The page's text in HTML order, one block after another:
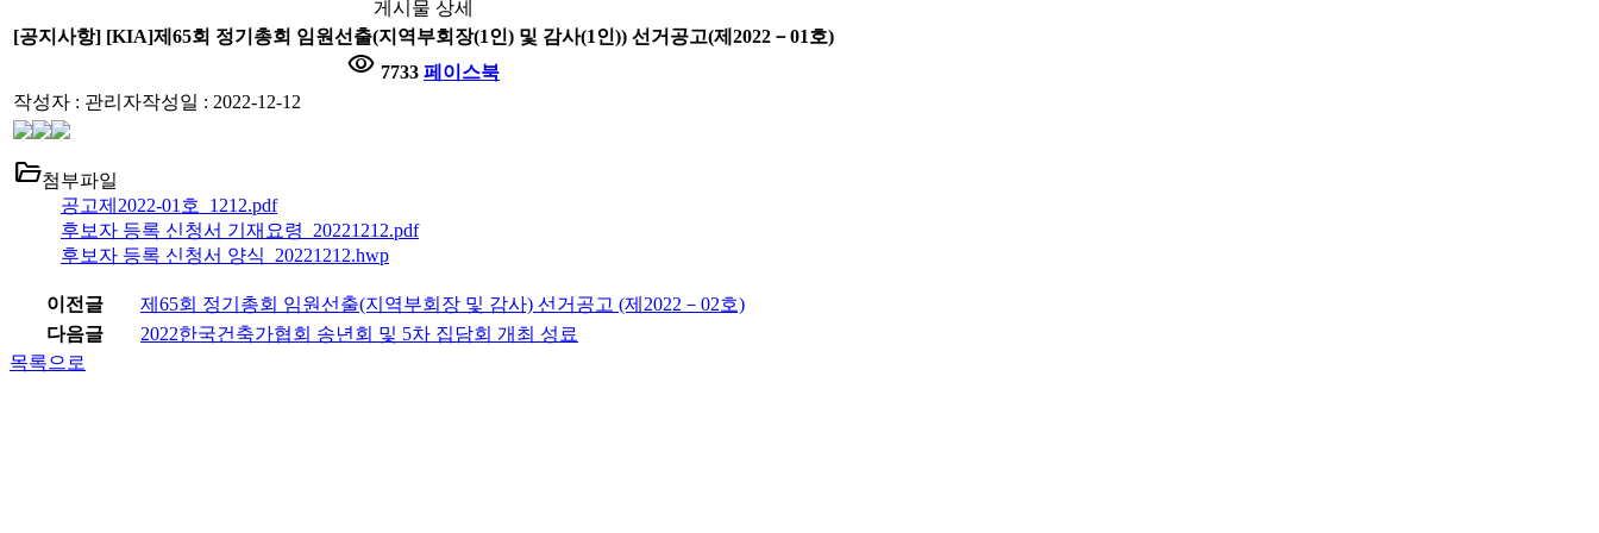
게시물 상세
[공지사항] [KIA]제65회 정기총회 임원선출(지역부회장(1인) 및 감사(1인)) 선거공고(제2022－01호)
visibility 7733 페이스북
작성자 : 관리자작성일 : 2022-12-12
folder_open첨부파일
공고제2022-01호_1212.pdf
후보자 등록 신청서 기재요령_20221212.pdf
후보자 등록 신청서 양식_20221212.hwp
이전글
제65회 정기총회 임원선출(지역부회장 및 감사) 선거공고 (제2022－02호)
다음글
2022한국건축가협회 송년회 및 5차 집담회 개최 성료
목록으로